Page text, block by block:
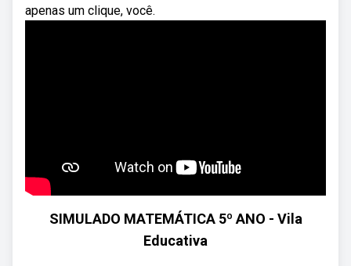
apenas um clique, você.
SIMULADO MATEMÁTICA 5º ANO - Vila
Educativa